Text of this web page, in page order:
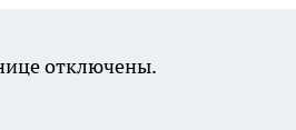
отключены.